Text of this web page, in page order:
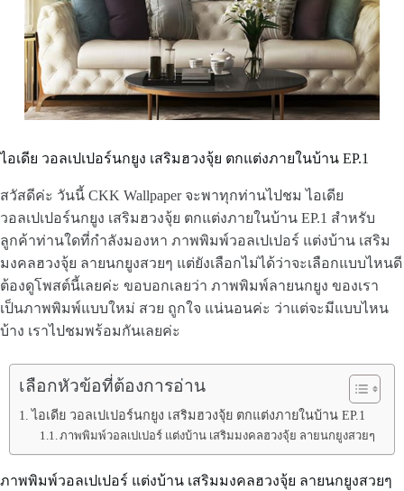
ไอเดีย วอลเปเปอร์นกยูง เสริมฮวงจุ้ย ตกแต่งภายในบ้าน EP.1
สวัสดีค่ะ วันนี้ CKK Wallpaper จะพาทุกท่านไปชม ไอเดีย
วอลเปเปอร์นกยูง เสริมฮวงจุ้ย ตกแต่งภายในบ้าน EP.1 สำหรับ
ลูกค้าท่านใดที่กำลังมองหา ภาพพิมพ์วอลเปเปอร์ แต่งบ้าน เสริม
มงคลฮวงจุ้ย ลายนกยูงสวยๆ แต่ยังเลือกไม่ได้ว่าจะเลือกแบบไหนดี
ต้องดูโพสต์นี้เลยค่ะ ขอบอกเลยว่า ภาพพิมพ์ลายนกยูง ของเรา
เป็นภาพพิมพ์แบบใหม่ สวย ถูกใจ แน่นอนค่ะ ว่าแต่จะมีแบบไหน
บ้าง เราไปชมพร้อมกันเลยค่ะ
เลือกหัวข้อที่ต้องการอ่าน
ไอเดีย วอลเปเปอร์นกยูง เสริมฮวงจุ้ย ตกแต่งภายในบ้าน EP.1
ภาพพิมพ์วอลเปเปอร์ แต่งบ้าน เสริมมงคลฮวงจุ้ย ลายนกยูงสวยๆ
ภาพพิมพ์วอลเปเปอร์ แต่งบ้าน เสริมมงคลฮวงจุ้ย ลายนกยูงสวยๆ